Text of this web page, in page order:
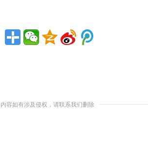
内容如有涉及侵权，请联系我们删除